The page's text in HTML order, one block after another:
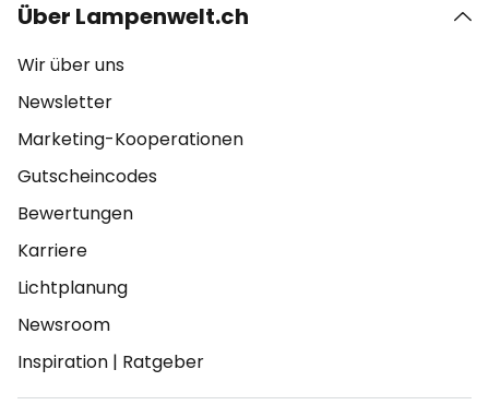
Über Lampenwelt.ch
Wir über uns
Newsletter
Marketing-Kooperationen
Gutscheincodes
Bewertungen
Karriere
Lichtplanung
Newsroom
Inspiration | Ratgeber